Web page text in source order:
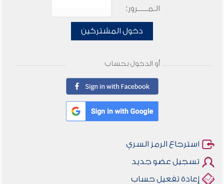
الـمـــــرور:
دخول المشتركين
أو الدخول بحساب
استرجاع الرمز السري
تسجيل عضو جديد
إعادة تفعيل حساب